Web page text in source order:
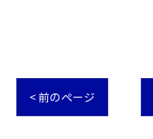
< 前のページ